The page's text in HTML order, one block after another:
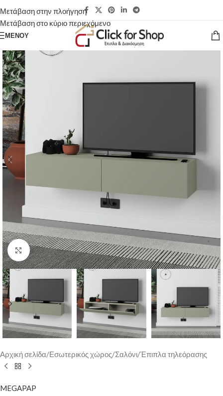
Μετάβαση στην πλοήγηση
Μετάβαση στο κύριο περιεχόμενο
ΜΕΝΟΎ
Κάντε κλικ για μεγέθυνση
Αρχική σελίδα/Εσωτερικός χώρος/Σαλόνι/Έπιπλα τηλεόρασης
MEGAPAP